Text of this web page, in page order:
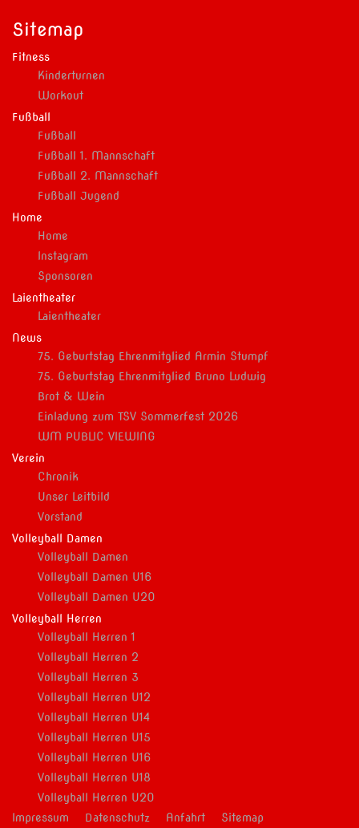
Sitemap
Fitness
Kinderturnen
Workout
Fußball
Fußball
Fußball 1. Mannschaft
Fußball 2. Mannschaft
Fußball Jugend
Home
Home
Instagram
Sponsoren
Laientheater
Laientheater
News
75. Geburtstag Ehrenmitglied Armin Stumpf
75. Geburtstag Ehrenmitglied Bruno Ludwig
Brot & Wein
Einladung zum TSV Sommerfest 2026
WM PUBLIC VIEWING
Verein
Chronik
Unser Leitbild
Vorstand
Volleyball Damen
Volleyball Damen
Volleyball Damen U16
Volleyball Damen U20
Volleyball Herren
Volleyball Herren 1
Volleyball Herren 2
Volleyball Herren 3
Volleyball Herren U12
Volleyball Herren U14
Volleyball Herren U15
Volleyball Herren U16
Volleyball Herren U18
Volleyball Herren U20
Impressum
Datenschutz Anfahrt
Sitemap